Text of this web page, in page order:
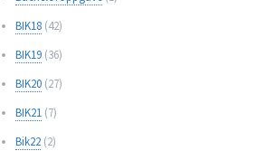
BIK18(42)
BIK19(36)
BIK20(27)
BIK21(7)
Bik22(2)